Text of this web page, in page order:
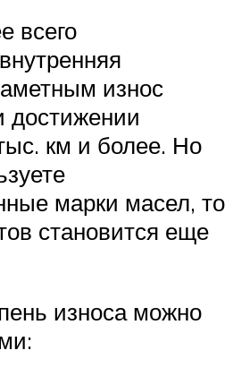
всего
износ
достижении
км и более. Но
марки масел, то
становится еще
износа можно